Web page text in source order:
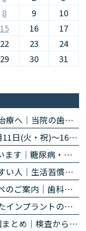
8 9
10
15 16
17
22 23
24
29 30 31
歯周病は「短期間で菌を減らす」治療へ｜当院の歯周病除菌プログラム
【夏期休暇のお知らせ】2026年8月11日(火・祝)〜16日(日)
歯周病は全身の病気とつながっています｜糖尿病・心臓・誤嚥性肺炎・認知症との関係｜名古屋・栄の高山歯科室
歯周病になりやすい人・悪化しやすい人｜生活習慣・持病・お薬のリスク因子｜名古屋・栄の高山歯科室
インプラント手術の受託・出張オペのご案内｜歯科医師の先生方へ
他院で断られた・トラブルになったインプラントのご相談
【名古屋・栄】歯周病治療の全4回まとめ｜検査から再生治療・歯肉退縮まで専門医が解説